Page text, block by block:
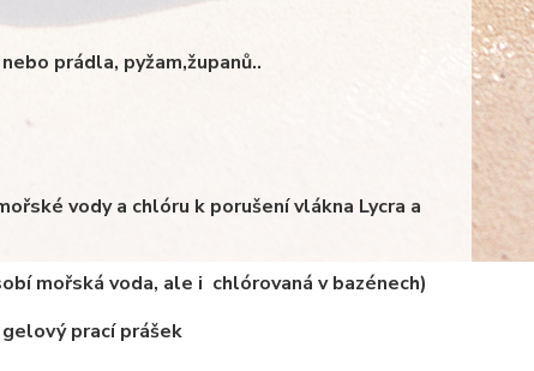
prádla, pyžam,županů..
vody a chlóru k porušení vlákna Lycra a
mořská voda, ale i chlórovaná v bazénech)
prací prášek